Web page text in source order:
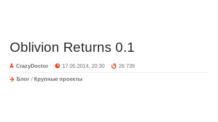
Oblivion Returns 0.1
CrazyDoctor 17.05.2014, 20:30 26 739
Блог / Крупные проекты